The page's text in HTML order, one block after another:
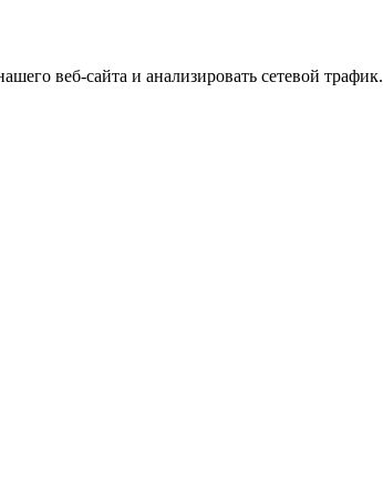
веб-сайта и анализировать сетевой трафик.